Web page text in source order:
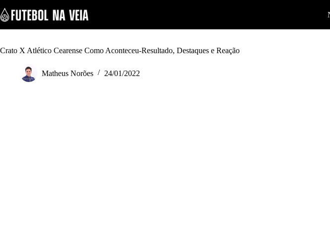
k
i
p
o
Crato X Atlético Cearense Como Aconteceu-Resultado, Destaques e Reação
Matheus Norões 24/01/2022